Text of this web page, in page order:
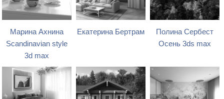
Марина Ахнина
Scandinavian style
3d max
Екатерина Бертрам
Полина Сербест
Осень 3ds max